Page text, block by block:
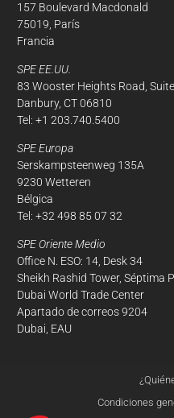
157 Boulevard Macdonald
75019, París
Francia
SPE EE.UU.
83 Wooster Heights Road,
Danbury, CT 06810
Tel: +1 203.740.5400
SPE Europa
Serskampsteenweg 135A
9230 Wetteren
Bélgica
Tel: +32 498 85 07 32
SPE Oriente Medio
Office N. ESO: 14, Desk 34
Sheikh Rashid Tower, Séptima
Dubai World Trade Center
Apartado de correos 9204
Dubai, EAU
Condiciones